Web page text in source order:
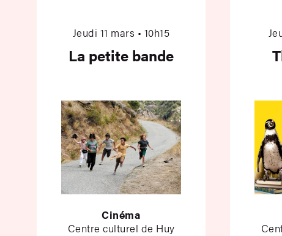
Jeudi 11 mars • 10h15
La petite bande
Cinéma
Centre culturel de Huy